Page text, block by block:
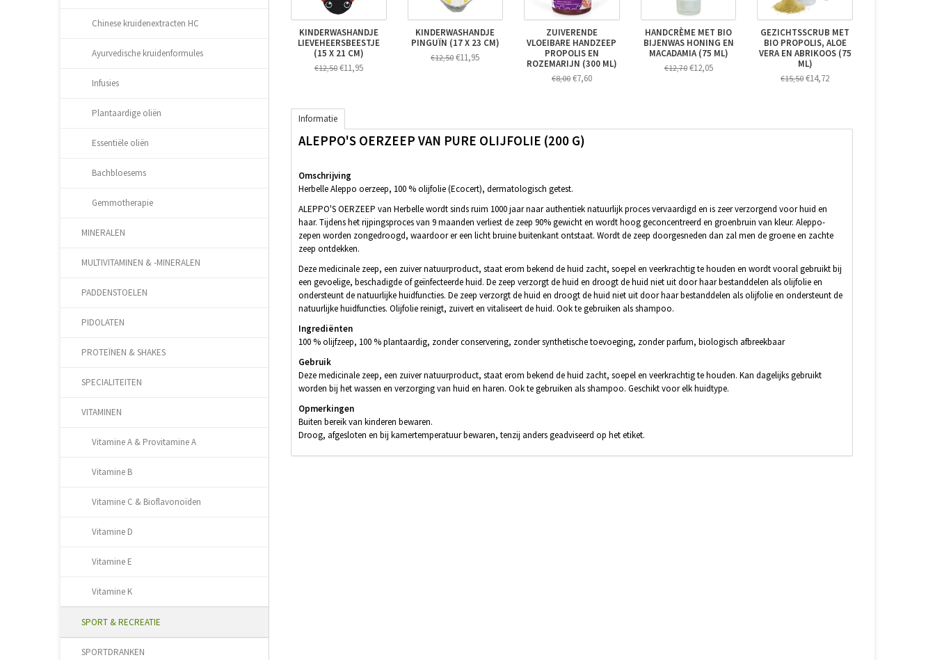
Chinese kruidenextracten HC
Ayurvedische kruidenformules
Infusies
Plantaardige oliën
Essentiële oliën
Bachbloesems
Gemmotherapie
MINERALEN
MULTIVITAMINEN & -MINERALEN
PADDENSTOELEN
PIDOLATEN
PROTEÏNEN & SHAKES
SPECIALITEITEN
VITAMINEN
Vitamine A & Provitamine A
Vitamine B
Vitamine C & Bioflavonoïden
Vitamine D
Vitamine E
Vitamine K
SPORT & RECREATIE
SPORTDRANKEN
KINDERWASHANDJE
LIEVEHEERSBEESTJE
(15 X 21 CM)
€12,50€11,95
KINDERWASHANDJE
PINGUÏN (17 X 23 CM)
€12,50€11,95
ZUIVERENDE
VLOEIBARE HANDZEEP
PROPOLIS EN
ROZEMARIJN (300 ML)
€8,00€7,60
HANDCRÈME MET BIO
BIJENWAS HONING EN
MACADAMIA (75 ML)
€12,70€12,05
GEZICHTSSCRUB MET
BIO PROPOLIS, ALOE
VERA EN ABRIKOOS (75
ML)
€15,50 €14,72
Informatie
ALEPPO'S OERZEEP VAN PURE OLIJFOLIE (200 G)
Omschrijving
Herbelle Aleppo oerzeep, 100 % olijfolie (Ecocert), dermatologisch getest.
ALEPPO'S OERZEEP van Herbelle wordt sinds ruim 1000 jaar naar authentiek natuurlijk proces vervaardigd en is zeer verzorgend voor huid en
haar. Tijdens het rijpingsproces van 9 maanden verliest de zeep 90% gewicht en wordt hoog geconcentreerd en groenbruin van kleur. Aleppo-
zepen worden zongedroogd, waardoor er een licht bruine buitenkant ontstaat. Wordt de zeep doorgesneden dan zal men de groene en zachte
zeep ontdekken.
Deze medicinale zeep, een zuiver natuurproduct, staat erom bekend de huid zacht, soepel en veerkrachtig te houden en wordt vooral gebruikt bij
een gevoelige, beschadigde of geïnfecteerde huid. De zeep verzorgt de huid en droogt de huid niet uit door haar bestanddelen als olijfolie en
ondersteunt de natuurlijke huidfuncties. De zeep verzorgt de huid en droogt de huid niet uit door haar bestanddelen als olijfolie en ondersteunt de
natuurlijke huidfuncties. Olijfolie reinigt, zuivert en vitaliseert de huid. Ook te gebruiken als shampoo.
Ingrediënten
100 % olijfzeep, 100 % plantaardig, zonder conservering, zonder synthetische toevoeging, zonder parfum, biologisch afbreekbaar
Gebruik
Deze medicinale zeep, een zuiver natuurproduct, staat erom bekend de huid zacht, soepel en veerkrachtig te houden. Kan dagelijks gebruikt
worden bij het wassen en verzorging van huid en haren. Ook te gebruiken als shampoo. Geschikt voor elk huidtype.
Opmerkingen
Buiten bereik van kinderen bewaren.
Droog, afgesloten en bij kamertemperatuur bewaren, tenzij anders geadviseerd op het etiket.